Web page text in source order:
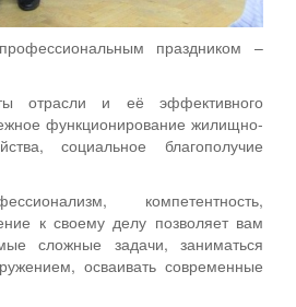
праздником –
отрасли и её эффективного
функционирование жилищно-
социальное благополучие
компетентность,
к своему делу позволяет вам
сложные задачи, заниматься
осваивать современные